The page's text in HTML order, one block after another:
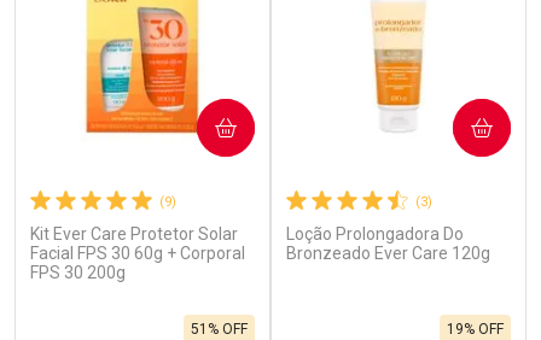
(9)
Kit Ever Care Protetor Solar
Facial FPS 30 60g + Corporal
FPS 30 200g
51% OFF
COMPRAR
(3)
Loção Prolongadora Do
Bronzeado Ever Care 120g
19% OFF
COMPRAR